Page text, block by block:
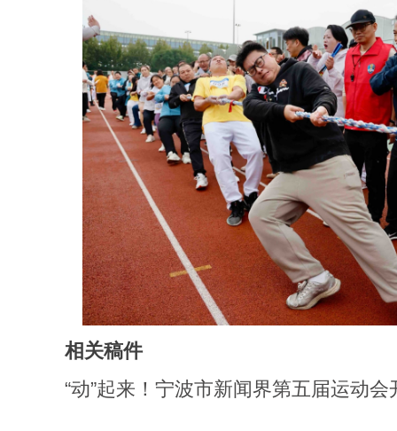
相关稿件
“动”起来！宁波市新闻界第五届运动会